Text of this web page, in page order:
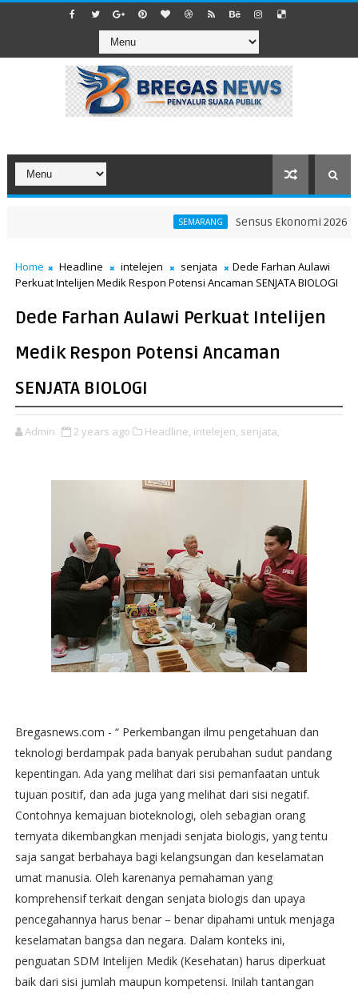
SEMARANG Sensus Ekonomi 2026 Jadi
Home Headline intelejen senjata
Dede Farhan Aulawi
Perkuat Intelijen Medik Respon Potensi Ancaman SENJATA BIOLOGI
Dede Farhan Aulawi Perkuat Intelijen
Medik Respon Potensi Ancaman
SENJATA BIOLOGI
Admin 2 years ago Headline, intelejen, senjata,
Bregasnews.com - “ Perkembangan ilmu pengetahuan dan
teknologi berdampak pada banyak perubahan sudut pandang
kepentingan. Ada yang melihat dari sisi pemanfaatan untuk
tujuan positif, dan ada juga yang melihat dari sisi negatif.
Contohnya kemajuan bioteknologi, oleh sebagian orang
ternyata dikembangkan menjadi senjata biologis, yang tentu
saja sangat berbahaya bagi kelangsungan dan keselamatan
umat manusia. Oleh karenanya pemahaman yang
komprehensif terkait dengan senjata biologis dan upaya
pencegahannya harus benar – benar dipahami untuk menjaga
keselamatan bangsa dan negara. Dalam konteks ini,
penguatan SDM Intelijen Medik (Kesehatan) harus diperkuat
baik dari sisi jumlah maupun kompetensi. Inilah tantangan